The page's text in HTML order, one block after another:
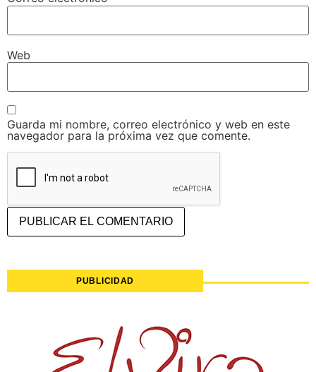
Web
Guarda mi nombre, correo electrónico y web en este
navegador para la próxima vez que comente.
PUBLICIDAD